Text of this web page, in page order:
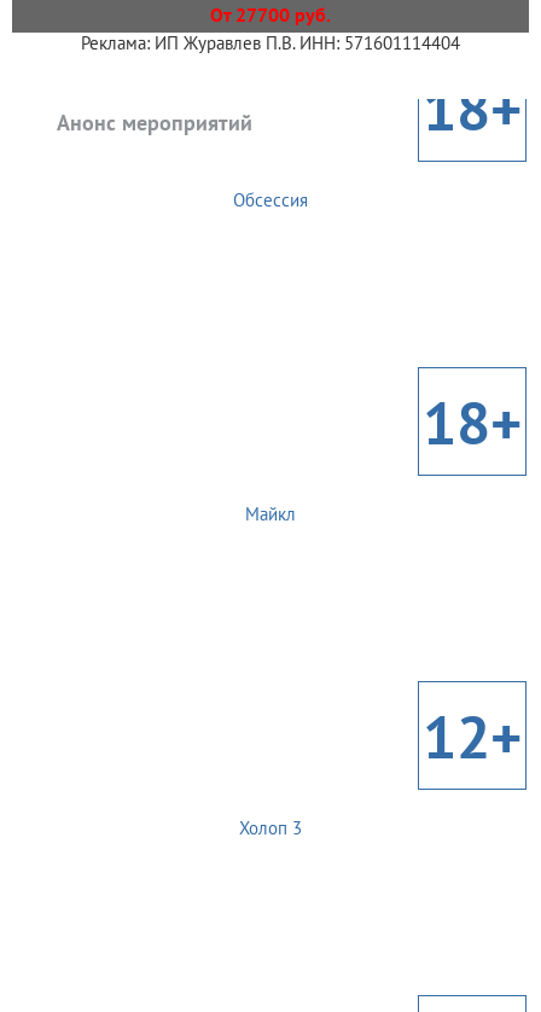
От 27700 руб.
Реклама: ИП Журавлев П.В. ИНН: 571601114404
Анонс мероприятий 18+
Обсессия
18+
Майкл
12+
Холоп 3